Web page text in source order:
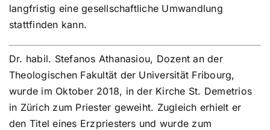
langfristig eine gesellschaftliche Umwandlung
stattfinden kann.
Dr. habil. Stefanos Athanasiou, Dozent an der
Theologischen Fakultät der Universität Fribourg,
wurde im Oktober 2018, in der Kirche St. Demetrios
in Zürich zum Priester geweiht. Zugleich erhielt er
den Titel eines Erzpriesters und wurde zum